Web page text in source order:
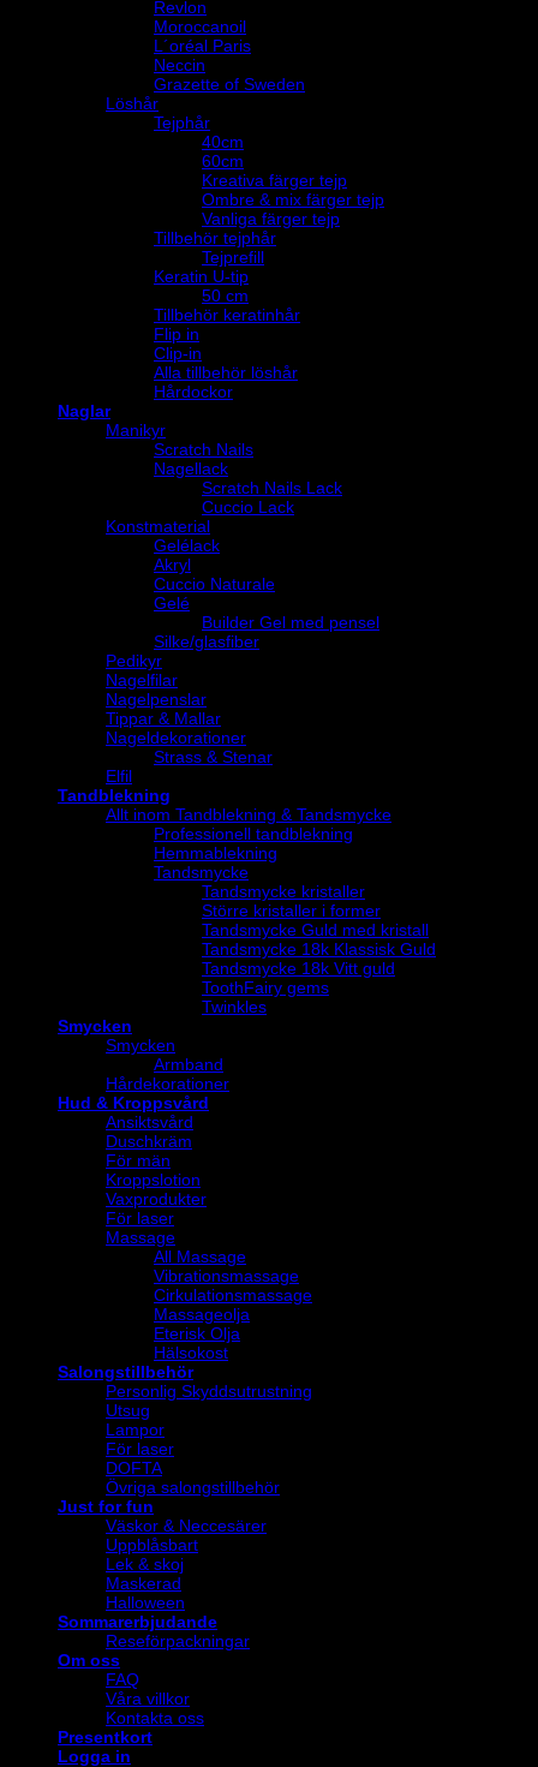
Revlon
Moroccanoil
L´oréal Paris
Neccin
Grazette of Sweden
Löshår
Tejphår
40cm
60cm
Kreativa färger tejp
Ombre & mix färger tejp
Vanliga färger tejp
Tillbehör tejphår
Tejprefill
Keratin U-tip
50 cm
Tillbehör keratinhår
Flip in
Clip-in
Alla tillbehör löshår
Hårdockor
Naglar
Manikyr
Scratch Nails
Nagellack
Scratch Nails Lack
Cuccio Lack
Konstmaterial
Gelélack
Akryl
Cuccio Naturale
Gelé
Builder Gel med pensel
Silke/glasfiber
Pedikyr
Nagelfilar
Nagelpenslar
Tippar & Mallar
Nageldekorationer
Strass & Stenar
Elfil
Tandblekning
Allt inom Tandblekning & Tandsmycke
Professionell tandblekning
Hemmablekning
Tandsmycke
Tandsmycke kristaller
Större kristaller i former
Tandsmycke Guld med kristall
Tandsmycke 18k Klassisk Guld
Tandsmycke 18k Vitt guld
ToothFairy gems
Twinkles
Smycken
Smycken
Armband
Hårdekorationer
Hud & Kroppsvård
Ansiktsvård
Duschkräm
För män
Kroppslotion
Vaxprodukter
För laser
Massage
All Massage
Vibrationsmassage
Cirkulationsmassage
Massageolja
Eterisk Olja
Hälsokost
Salongstillbehör
Personlig Skyddsutrustning
Utsug
Lampor
För laser
DOFTA
Övriga salongstillbehör
Just for fun
Väskor & Neccesärer
Uppblåsbart
Lek & skoj
Maskerad
Halloween
Sommarerbjudande
Reseförpackningar
Om oss
FAQ
Våra villkor
Kontakta oss
Presentkort
Logga in